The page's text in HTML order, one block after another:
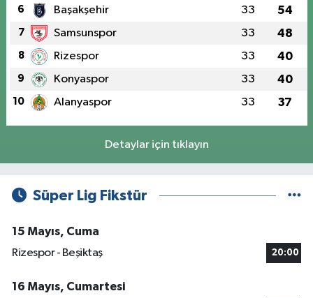
6 Başakşehir 33 54
7 Samsunspor 33 48
8 Rizespor 33 40
9 Konyaspor 33 40
10 Alanyaspor 33 37
Detaylar için tıklayın
Süper Lig Fikstür
15 Mayıs, Cuma
Rizespor - Beşiktaş
20:00
16 Mayıs, Cumartesi